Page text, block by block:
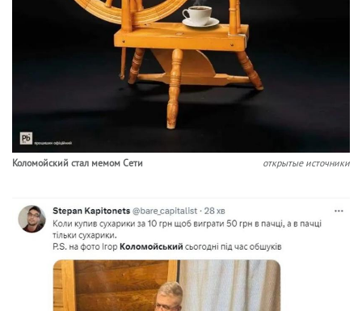
Коломойский стал мемом Сети открытые источники